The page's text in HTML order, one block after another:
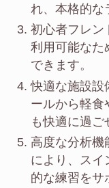
れ、本格的な
初心者フレン
利用可能なた
できます。
快適な施設設
ールから軽食
も快適に過ご
高度な分析機
により、スイ
的な練習をサ